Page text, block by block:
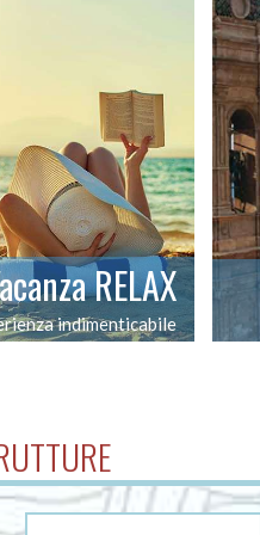
RELAX
indimenticabile